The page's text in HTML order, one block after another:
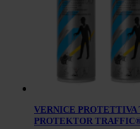
VERNICE PROTETTIVA
PROTEKTOR